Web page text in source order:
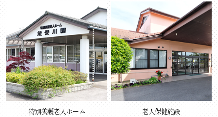
特別養護老人ホーム
老人保健施設